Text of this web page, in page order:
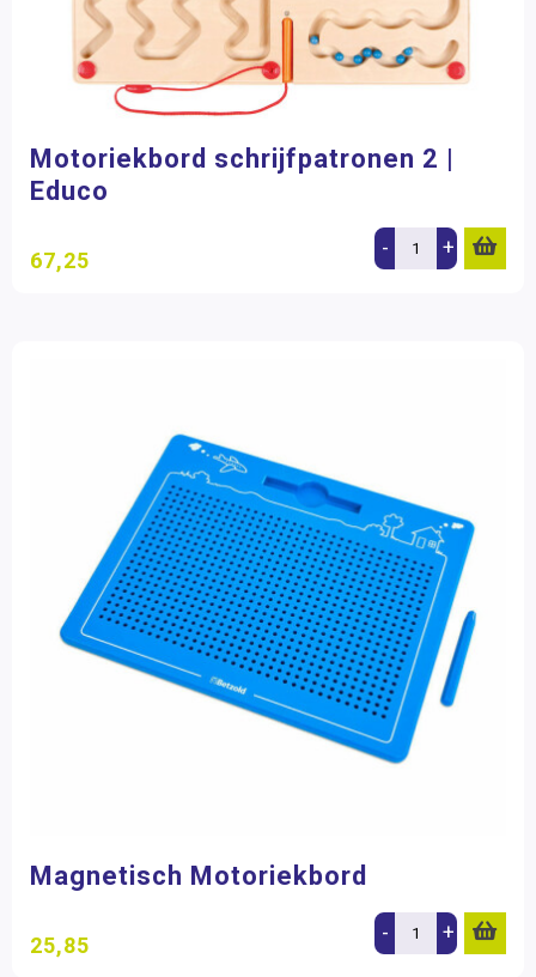
Motoriekbord schrijfpatronen 2 |
Educo
67,25 - +
Magnetisch Motoriekbord
25,85 - +